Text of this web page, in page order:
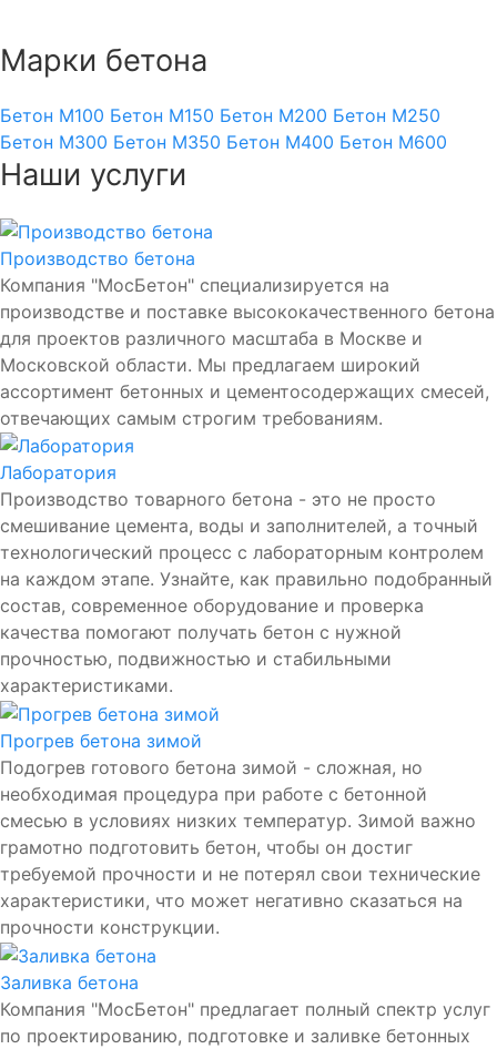
Марки бетона
Бетон М100 Бетон М150 Бетон М200 Бетон М250
Бетон М300 Бетон М350 Бетон М400 Бетон М600
Наши услуги
Производство бетона
Компания "МосБетон" специализируется на
производстве и поставке высококачественного бетона
для проектов различного масштаба в Москве и
Московской области. Мы предлагаем широкий
ассортимент бетонных и цементосодержащих смесей,
отвечающих самым строгим требованиям.
Лаборатория
Производство товарного бетона - это не просто
смешивание цемента, воды и заполнителей, а точный
технологический процесс с лабораторным контролем
на каждом этапе. Узнайте, как правильно подобранный
состав, современное оборудование и проверка
качества помогают получать бетон с нужной
прочностью, подвижностью и стабильными
характеристиками.
Прогрев бетона зимой
Подогрев готового бетона зимой - сложная, но
необходимая процедура при работе с бетонной
смесью в условиях низких температур. Зимой важно
грамотно подготовить бетон, чтобы он достиг
требуемой прочности и не потерял свои технические
характеристики, что может негативно сказаться на
прочности конструкции.
Заливка бетона
Компания "МосБетон" предлагает полный спектр услуг
по проектированию, подготовке и заливке бетонных